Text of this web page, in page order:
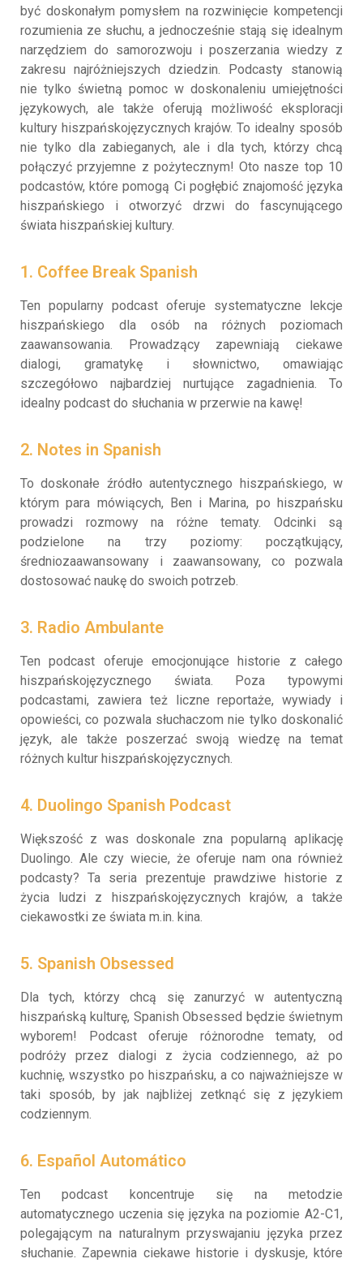
być doskonałym pomysłem na rozwinięcie kompetencji
rozumienia ze słuchu, a jednocześnie stają się idealnym
narzędziem do samorozwoju i poszerzania wiedzy z
zakresu najróżniejszych dziedzin. Podcasty stanowią
nie tylko świetną pomoc w doskonaleniu umiejętności
językowych, ale także oferują możliwość eksploracji
kultury hiszpańskojęzycznych krajów. To idealny sposób
nie tylko dla zabieganych, ale i dla tych, którzy chcą
połączyć przyjemne z pożytecznym! Oto nasze top 10
podcastów, które pomogą Ci pogłębić znajomość języka
hiszpańskiego i otworzyć drzwi do fascynującego
świata hiszpańskiej kultury.
1. Coffee Break Spanish
Ten popularny podcast oferuje systematyczne lekcje
hiszpańskiego dla osób na różnych poziomach
zaawansowania. Prowadzący zapewniają ciekawe
dialogi, gramatykę i słownictwo, omawiając
szczegółowo najbardziej nurtujące zagadnienia. To
idealny podcast do słuchania w przerwie na kawę!
2. Notes in Spanish
To doskonałe źródło autentycznego hiszpańskiego, w
którym para mówiących, Ben i Marina, po hiszpańsku
prowadzi rozmowy na różne tematy. Odcinki są
podzielone na trzy poziomy: początkujący,
średniozaawansowany i zaawansowany, co pozwala
dostosować naukę do swoich potrzeb.
3. Radio Ambulante
Ten podcast oferuje emocjonujące historie z całego
hiszpańskojęzycznego świata. Poza typowymi
podcastami, zawiera też liczne reportaże, wywiady i
opowieści, co pozwala słuchaczom nie tylko doskonalić
język, ale także poszerzać swoją wiedzę na temat
różnych kultur hiszpańskojęzycznych.
4. Duolingo Spanish Podcast
Większość z was doskonale zna popularną aplikację
Duolingo. Ale czy wiecie, że oferuje nam ona również
podcasty? Ta seria prezentuje prawdziwe historie z
życia ludzi z hiszpańskojęzycznych krajów, a także
ciekawostki ze świata m.in. kina.
5. Spanish Obsessed
Dla tych, którzy chcą się zanurzyć w autentyczną
hiszpańską kulturę, Spanish Obsessed będzie świetnym
wyborem! Podcast oferuje różnorodne tematy, od
podróży przez dialogi z życia codziennego, aż po
kuchnię, wszystko po hiszpańsku, a co najważniejsze w
taki sposób, by jak najbliżej zetknąć się z językiem
codziennym.
6. Español Automático
Ten podcast koncentruje się na metodzie
automatycznego uczenia się języka na poziomie A2-C1,
polegającym na naturalnym przyswajaniu języka przez
słuchanie. Zapewnia ciekawe historie i dyskusje, które